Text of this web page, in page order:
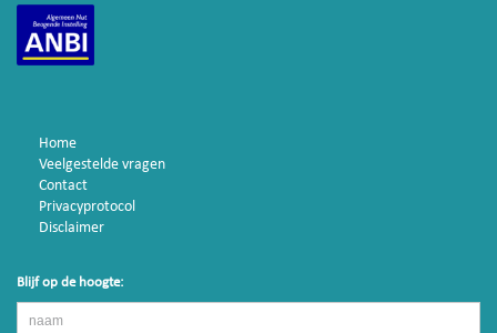
Home
Veelgestelde vragen
Contact
Privacyprotocol
Disclaimer
Blijf op de hoogte: